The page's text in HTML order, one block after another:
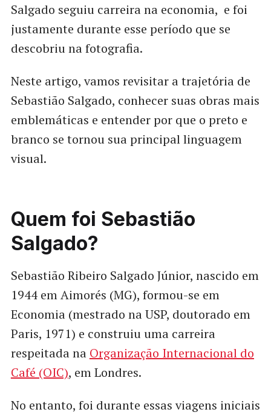
Salgado seguiu carreira na economia, e foi
justamente durante esse período que se
descobriu na fotografia.
Neste artigo, vamos revisitar a trajetória de
Sebastião Salgado, conhecer suas obras mais
emblemáticas e entender por que o preto e
branco se tornou sua principal linguagem
visual.
Quem foi Sebastião
Salgado?
Sebastião Ribeiro Salgado Júnior, nascido em
1944 em Aimorés (MG), formou-se em
Economia (mestrado na USP, doutorado em
Paris, 1971) e construiu uma carreira
respeitada na Organização Internacional do
Café (OIC), em Londres.
No entanto, foi durante essas viagens iniciais